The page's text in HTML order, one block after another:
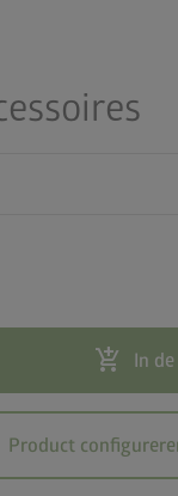
add_shopping_cart In
Product